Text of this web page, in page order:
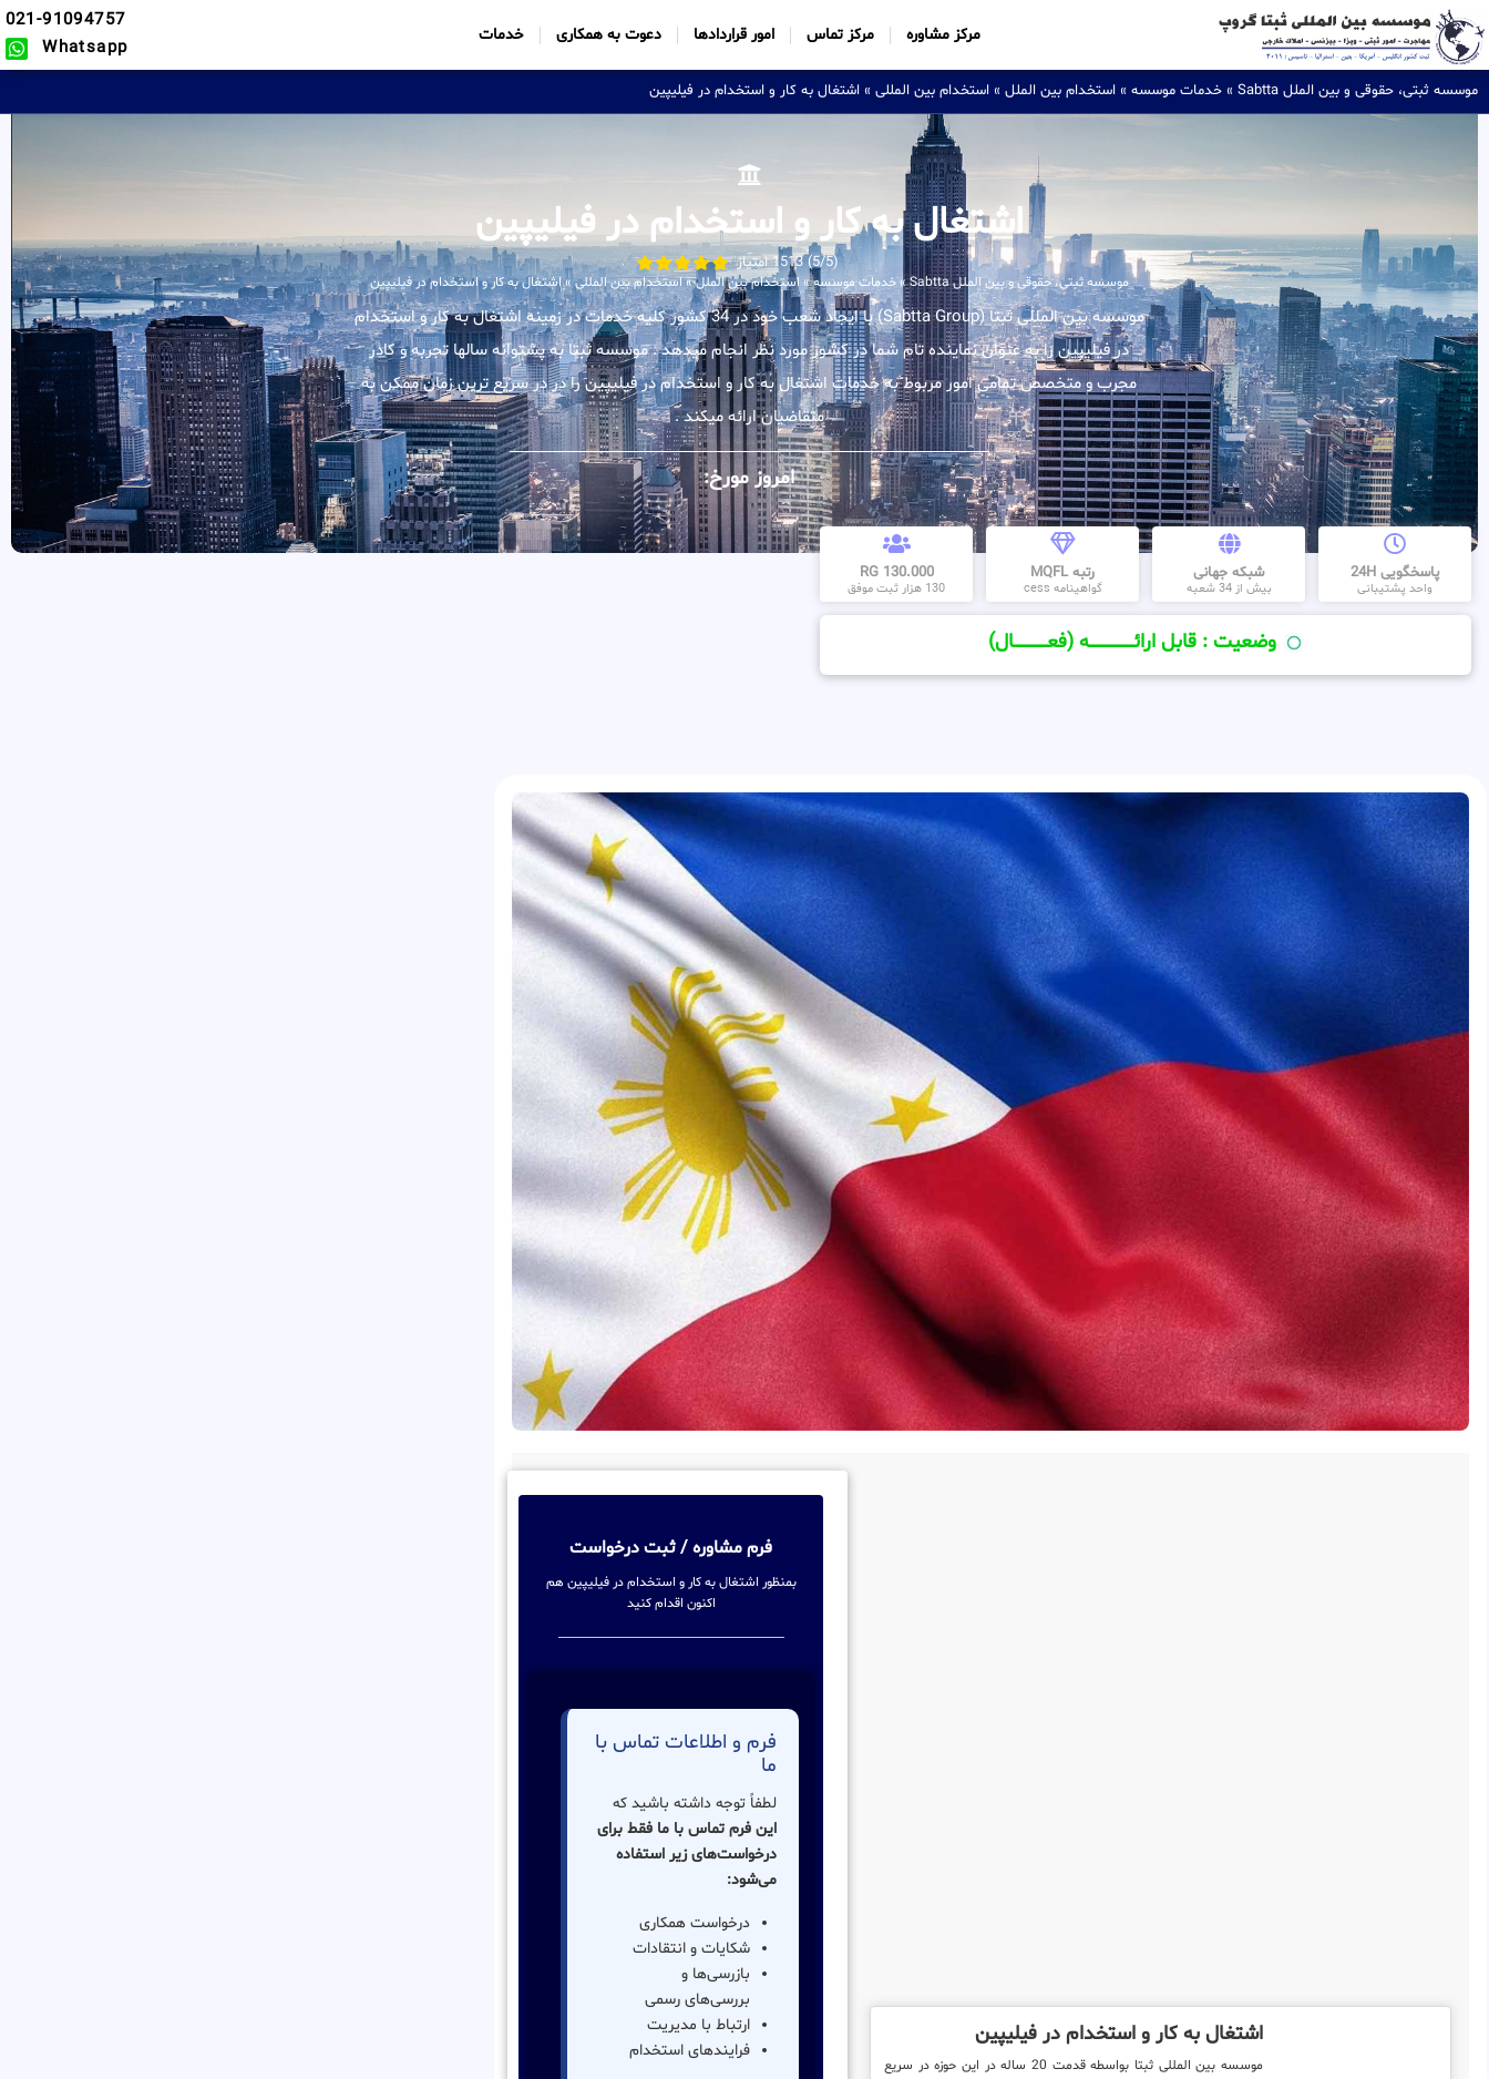
مرکز مشاوره مرکز تماس امور قراردادها دعوت به همکاری خدمات
021-91094757
Whatsapp
موسسه ثبتی، حقوقی و بین الملل Sabtta » خدمات موسسه » استخدام بین الملل » استخدام بین المللی » اشتغال به کار و استخدام در فیلیپین
اشتغال به کار و استخدام در فیلیپین
(5/5) 1513 امتیاز
موسسه ثبتی، حقوقی و بین الملل Sabtta »خدمات موسسه» استخدام بین الملل»استخدام بین المللی»اشتغال به کار و استخدام در فیلیپین
موسسه بین المللی ثبتا (Sabtta Group) با ایجاد شعب خود در 34 کشور کلیه خدمات در زمینه اشتغال به کار و استخدام
در فیلیپین را به عنوان نماینده تام شما در کشور مورد نظر انجام میدهد . موسسه ثبتا به پشتوانه سالها تجربه و کادر
مجرب و متخصص تمامی امور مربوط به خدمات اشتغال به کار و استخدام در فیلیپین را در در سریع ترین زمان ممکن به
متقاضیان ارائه میکند .
امروز مورخ:
پاسخگویی 24H
واحد پشتیبانی
شبکه جهانی
بیش از 34 شعبه
رتبه MQFL
گواهینامه cess
130.000 RG
130 هزار ثبت موفق
وضعیت : قابل ارائــــــــــــــــــــه (فعـــــــــــــــال)
اشتغال به کار و استخدام در فیلیپین
موسسه بین المللی ثبتا بواسطه قدمت 20 ساله در این حوزه در سریع
فرم مشاوره / ثبت درخواست
بمنظور اشتغال به کار و استخدام در فیلیپین هم
اکنون اقدام کنید
فرم و اطلاعات تماس با
ما
لطفاً توجه داشته باشید که
این فرم تماس با ما فقط برای
درخواست‌های زیر استفاده
می‌شود:
درخواست همکاری
شکایات و انتقادات
بازرسی‌ها و
بررسی‌های رسمی
ارتباط با مدیریت
فرایندهای استخدام